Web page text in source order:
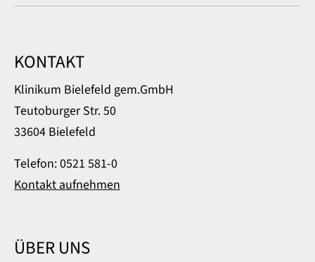
KONTAKT
Klinikum Bielefeld gem.GmbH
Teutoburger Str. 50
33604 Bielefeld
Telefon: 0521 581-0
Kontakt aufnehmen
ÜBER UNS